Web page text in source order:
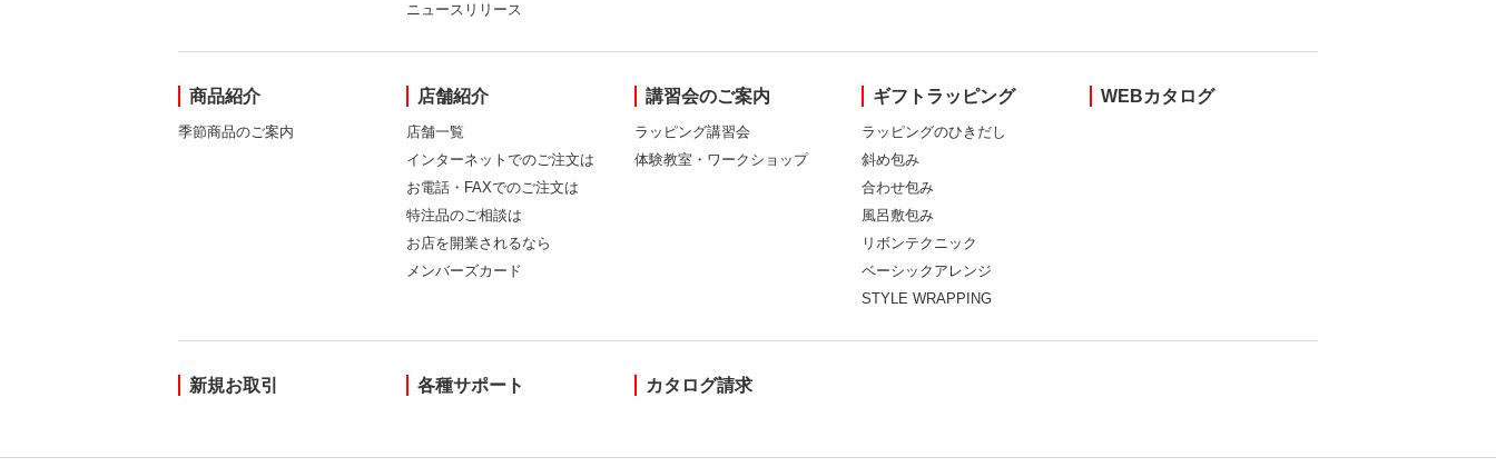
ニュースリリース
商品紹介
季節商品のご案内
店舗紹介
店舗一覧
インターネットでのご注文は
お電話・FAXでのご注文は
特注品のご相談は
お店を開業されるなら
メンバーズカード
講習会のご案内
ラッピング講習会
体験教室・ワークショップ
ギフトラッピング
ラッピングのひきだし
斜め包み
合わせ包み
風呂敷包み
リボンテクニック
ベーシックアレンジ
STYLE WRAPPING
WEBカタログ
新規お取引 各種サポート カタログ請求